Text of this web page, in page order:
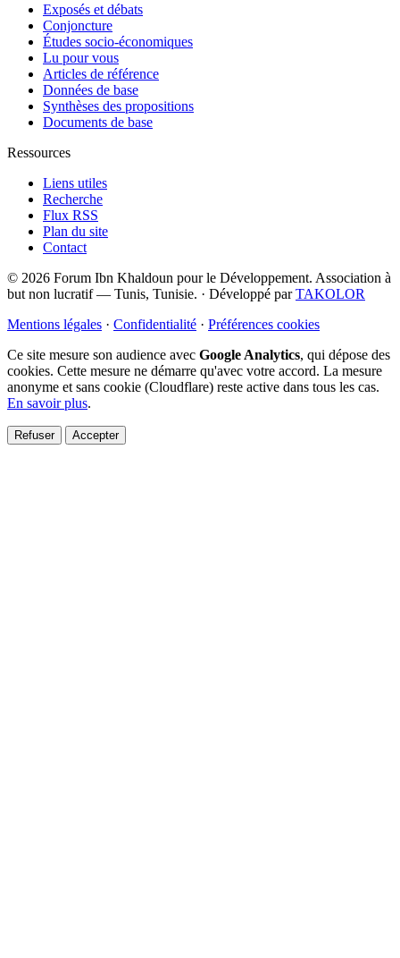
Exposés et débats
Conjoncture
Études socio-économiques
Lu pour vous
Articles de référence
Données de base
Synthèses des propositions
Documents de base
Ressources
Liens utiles
Recherche
Flux RSS
Plan du site
Contact
© 2026 Forum Ibn Khaldoun pour le Développement. Association à
but non lucratif — Tunis, Tunisie. · Développé parTAKOLOR
Mentions légales · Confidentialité · Préférences cookies
Ce site mesure son audience avec Google Analytics, qui dépose des
cookies. Cette mesure ne démarre qu'avec votre accord. La mesure
anonyme et sans cookie (Cloudflare) reste active dans tous les cas.
En savoir plus.
Refuser Accepter